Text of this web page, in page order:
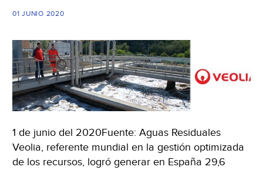
01 JUNIO 2020
1 de junio del 2020Fuente: Aguas Residuales
Veolia, referente mundial en la gestión optimizada
de los recursos, logró generar en España 29,6